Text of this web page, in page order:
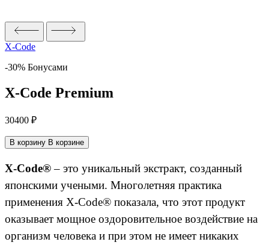
X-Code
-30% Бонусами
X-Code Premium
30400 ₽
В корзину В корзине
X-Code®– это уникальный экстракт, созданный
японскими учеными. Многолетняя практика
применения X-Code® показала, что этот продукт
оказывает мощное оздоровительное воздействие на
организм человека и при этом не имеет никаких